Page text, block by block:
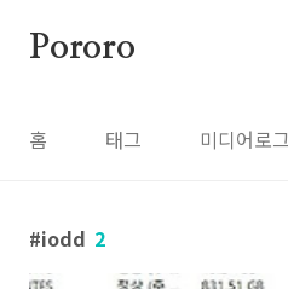
Pororo
홈 태그 미디어로그
iodd 2